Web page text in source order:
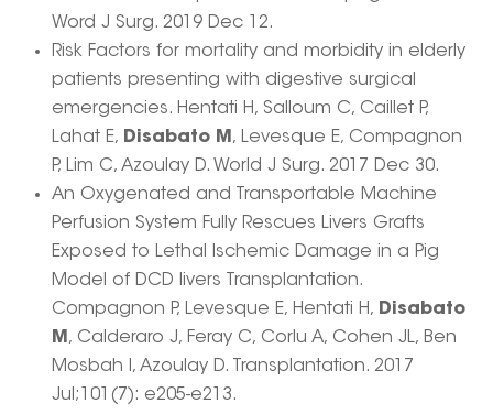
Word J Surg. 2019 Dec 12.
Risk Factors for mortality and morbidity in elderly
patients presenting with digestive surgical
emergencies. Hentati H, Salloum C, Caillet P,
Lahat E, Disabato M , Levesque E, Compagnon
P, Lim C, Azoulay D. World J Surg. 2017 Dec 30.
An Oxygenated and Transportable Machine
Perfusion System Fully Rescues Livers Grafts
Exposed to Lethal Ischemic Damage in a Pig
Model of DCD livers Transplantation.
Compagnon P, Levesque E, Hentati H, Disabato
M , Calderaro J, Feray C, Corlu A, Cohen JL, Ben
Mosbah I, Azoulay D. Transplantation. 2017
Jul;101(7): e205-e213.